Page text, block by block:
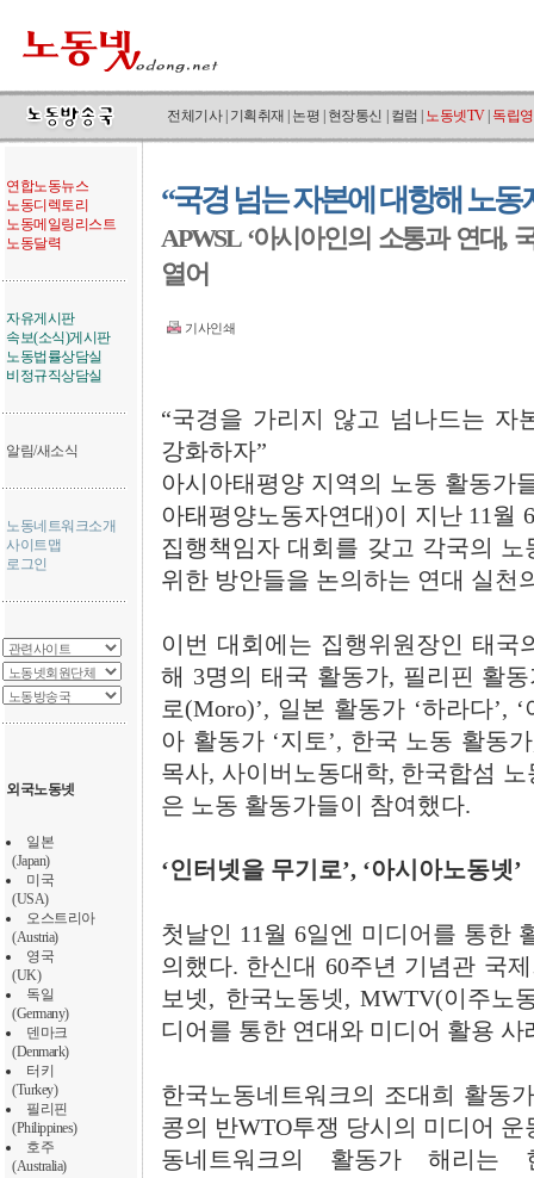
전체기사| 기획취재 논평 현장통신 컬럼 노동넷TV| 독립
연합노동뉴스
노동디렉토리
노동메일링리스트
노동달력
자유게시판
속보(소식)게시판
노동법률상담실
비정규직상담실
알림/새소식
노동네트워크소개
사이트맵
로그인
외국노동넷
일본
(Japan)
미국
(USA)
오스트리아
(Austria)
영국
(UK)
독일
(Germany)
덴마크
(Denmark)
터키
(Turkey)
필리핀
(Philippines)
호주
(Australia)
“국경 넘는 자본에 대항해 노동
APWSL ‘아시아인의 소통과 연대,
열어
기사인쇄
“국경을 가리지 않고 넘나드는 자
강화하자”
아시아태평양 지역의 노동 활동가
아태평양노동자연대)이 지난 11월
집행책임자 대회를 갖고 각국의
위한 방안들을 논의하는 연대 실천
이번 대회에는 집행위원장인 태국
해 3명의 태국 활동가, 필리핀 활동
로(Moro)’, 일본 활동가 ‘하라다’,
아 활동가 ‘지토’, 한국 노동 활동
목사, 사이버노동대학, 한국합섬
은 노동 활동가들이 참여했다.
‘인터넷을 무기로’, ‘아시아노동넷’
첫날인 11월 6일엔 미디어를 통한
의했다. 한신대 60주년 기념관 국
보넷, 한국노동넷, MWTV(이주노
디어를 통한 연대와 미디어 활용
한국노동네트워크의 조대희 활동
콩의 반WTO투쟁 당시의 미디어
동네트워크의 활동가 해리는